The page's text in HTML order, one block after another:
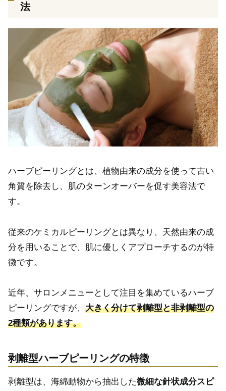
法
ハーブピーリングとは、植物由来の成分を使って古い
角質を除去し、肌のターンオーバーを促す美容法で
す。
従来のケミカルピーリングとは異なり、天然由来の成
分を用いることで、肌に優しくアプローチするのが特
徴です。
近年、サロンメニューとして注目を集めているハーブ
ピーリングですが、 大きく分けて剥離型と非剥離型の
2種類があります。
剥離型ハーブピーリングの特徴
剥離型は、海綿動物から抽出した微細な針状成分スピ